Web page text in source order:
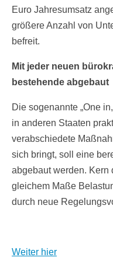
Euro Jahresumsatz
größere Anzahl von
befreit.
Mit jeder neuen
bestehende abgebaut
Die sogenannte „One
in anderen Staaten
verabschiedete
sich bringt, soll eine
abgebaut werden. Kern
gleichem Maße
durch neue
Weiter hier